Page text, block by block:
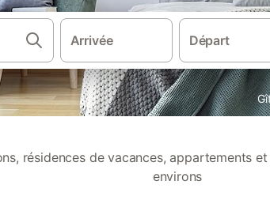
Arrivée Départ
résidences de vacances, appartements
environs